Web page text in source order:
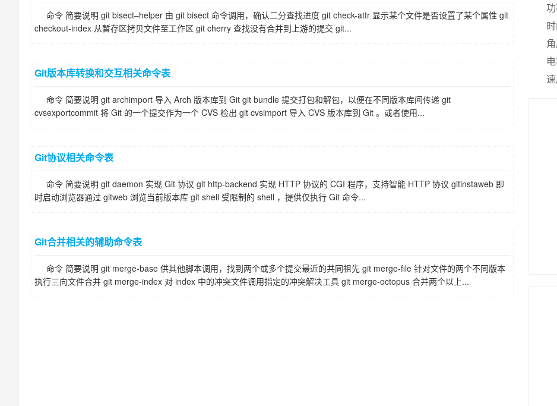
命令 简要说明 git bisect–helper 由 git bisect 命令调用，确认二分查找进度 git check-attr 显示某个文件是否设置了某个属性 git
checkout-index 从暂存区拷贝文件至工作区 git cherry 查找没有合并到上游的提交 git...
Git版本库转换和交互相关命令表
命令 简要说明 git archimport 导入 Arch 版本库到 Git git bundle 提交打包和解包，以便在不同版本库间传递 git
cvsexportcommit 将 Git 的一个提交作为一个 CVS 检出 git cvsimport 导入 CVS 版本库到 Git 。或者使用...
Git协议相关命令表
命令 简要说明 git daemon 实现 Git 协议 git http-backend 实现 HTTP 协议的 CGI 程序，支持智能 HTTP 协议 gitinstaweb 即
时启动浏览器通过 gitweb 浏览当前版本库 git shell 受限制的 shell ，提供仅执行 Git 命令...
Git合并相关的辅助命令表
命令 简要说明 git merge-base 供其他脚本调用，找到两个或多个提交最近的共同祖先 git merge-file 针对文件的两个不同版本
执行三向文件合并 git merge-index 对 index 中的冲突文件调用指定的冲突解决工具 git merge-octopus 合并两个以上...